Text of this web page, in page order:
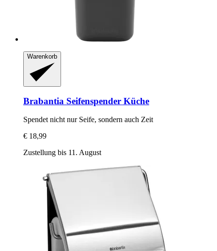
Warenkorb
Brabantia Seifenspender Küche
Spendet nicht nur Seife, sondern auch Zeit
€ 18,99
Zustellung bis 11. August